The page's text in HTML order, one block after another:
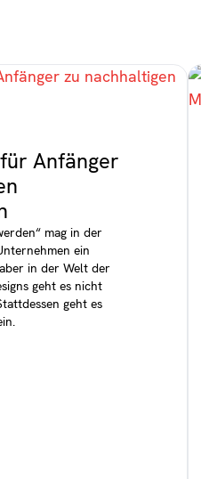
Anfänger
mag in der
ein
in der Welt der
geht es nicht
geht es